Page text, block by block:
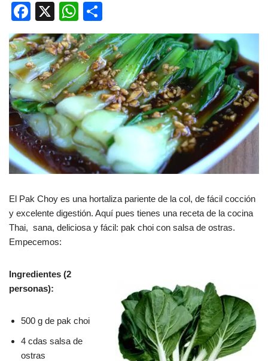
F
a
c
e
b
o
o
k
X
W
h
at
s
A
p
p
o
m
p
ar
tir
El Pak Choy es una hortaliza pariente de la col, de fácil cocción
y excelente digestión. Aquí pues tienes una receta de la cocina
Thai, sana, deliciosa y fácil: pak choi con salsa de ostras.
Empecemos:
Ingredientes (2
personas):
500 g de pak choi
4 cdas salsa de
ostras